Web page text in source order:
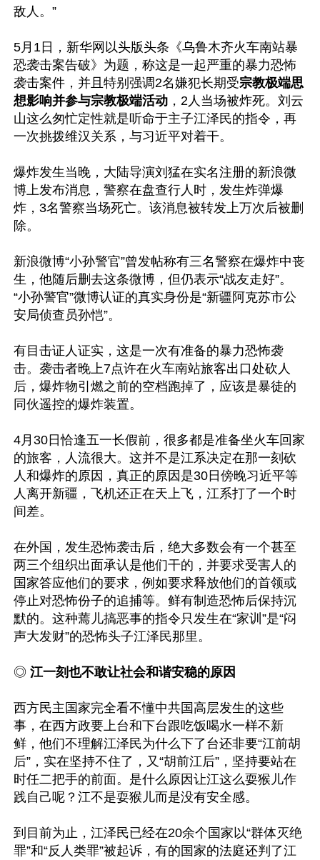
敌人。”
5月1日，新华网以头版头条《乌鲁木齐火车南站暴
恐袭击案告破》为题，称这是一起严重的暴力恐怖
袭击案件，并且特别强调2名嫌犯长期受宗教极端思
想影响并参与宗教极端活动 ，2人当场被炸死。刘云
山这么匆忙定性就是听命于主子江泽民的指令，再
一次挑拨维汉关系，与习近平对着干。
爆炸发生当晚，大陆导演刘猛在实名注册的新浪微
博上发布消息，警察在盘查行人时，发生炸弹爆
炸，3名警察当场死亡。该消息被转发上万次后被删
除。
新浪微博“小孙警官”曾发帖称有三名警察在爆炸中丧
生，他随后删去这条微博，但仍表示“战友走好”。
“小孙警官”微博认证的真实身份是“新疆阿克苏市公
安局侦查员孙恺”。
有目击证人证实，这是一次有准备的暴力恐怖袭
击。袭击者晚上7点许在火车南站旅客出口处砍人
后，爆炸物引燃之前的空档跑掉了，应该是暴徒的
同伙遥控的爆炸装置。
4月30日恰逢五一长假前，很多都是准备坐火车回家
的旅客，人流很大。这并不是江系决定在那一刻砍
人和爆炸的原因，真正的原因是30日傍晚习近平等
人离开新疆，飞机还正在天上飞，江系打了一个时
间差。
在外国，发生恐怖袭击后，绝大多数会有一个甚至
两三个组织出面承认是他们干的，并要求受害人的
国家答应他们的要求，例如要求释放他们的首领或
停止对恐怖份子的追捕等。鲜有制造恐怖后保持沉
默的。这种蔫儿搞恶事的指令只发生在“家训”是“闷
声大发财”的恐怖头子江泽民那里。
◎ 江一刻也不敢让社会和谐安稳的原因
西方民主国家完全看不懂中共国高层发生的这些
事，在西方政要上台和下台跟吃饭喝水一样不新
鲜，他们不理解江泽民为什么下了台还非要“江前胡
后”，实在坚持不住了，又“胡前江后”，坚持要站在
时任二把手的前面。是什么原因让江这么耍猴儿作
践自己呢？江不是耍猴儿而是没有安全感。
到目前为止，江泽民已经在20余个国家以“群体灭绝
罪”和“反人类罪”被起诉，有的国家的法庭还判了江